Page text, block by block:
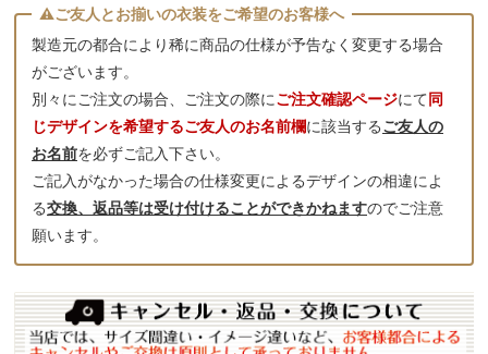
製造元の都合により稀に商品の仕様が予告なく変更する場合
がございます。
別々にご注文の場合、ご注文の際にご注文確認ページにて同
じデザインを希望するご友人のお名前欄に該当するご友人の
お名前を必ずご記入下さい。
ご記入がなかった場合の仕様変更によるデザインの相違によ
る交換、返品等は受け付けることができかねますのでご注意
願います。